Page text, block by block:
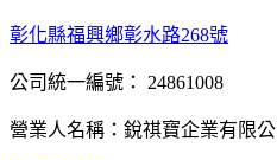
彰化縣福興鄉彰水路268號
公司統一編號： 24861008
營業人名稱：銳祺寶企業有限公